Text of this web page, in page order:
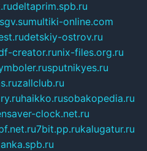
deltaprim.spb.ru
sgv.sumultiki-online.com
detskiy-ostrov.ru
creator.runix-files.org.ru
sputnikyes.ru
zallclub.ru
haikko.rusobakopedia.ru
clock.net.ru
7bit.pp.rukalugatur.ru